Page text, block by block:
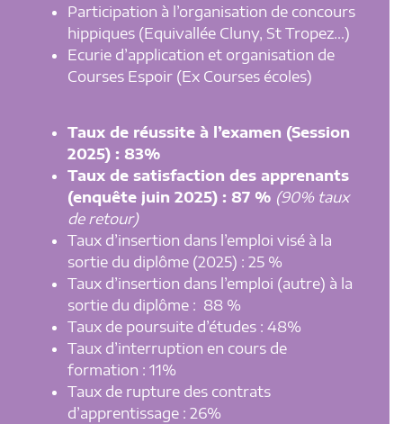
Participation à l’organisation de concours
hippiques (Equivallée Cluny, St Tropez…)
Ecurie d’application et organisation de
Courses Espoir (Ex Courses écoles)
Taux de réussite à l’examen (Session
2025) : 83%
Taux de satisfaction des apprenants
(enquête juin 2025) : 87 % (90% taux
de retour)
Taux d’insertion dans l’emploi visé à la
sortie du diplôme (2025) : 25 %
Taux d’insertion dans l’emploi (autre) à la
sortie du diplôme : 88 %
Taux de poursuite d’études : 48%
Taux d’interruption en cours de
formation : 11%
Taux de rupture des contrats
d’apprentissage : 26%